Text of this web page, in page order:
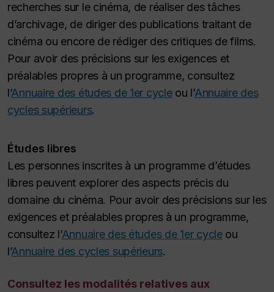
recherches sur le cinéma, de réaliser des tâches
d’archivage, de diriger des publications traitant de
cinéma ou encore de rédiger des critiques de films.
Pour avoir des précisions sur les exigences et
préalables propres à un programme, consultez
l’Annuaire des études de 1er cycleou l’Annuaire des
cycles supérieurs.
Études libres
Les personnes inscrites à un programme d’études
libres peuvent explorer des aspects précis du
domaine du cinéma. Pour avoir des précisions sur les
exigences et préalables propres à un programme,
consultez l’Annuaire des études de 1er cycleou
l’Annuaire des cycles supérieurs.
Consultez les modalités relatives aux